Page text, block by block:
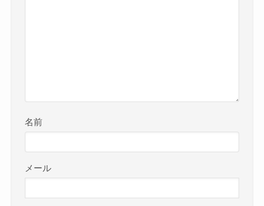
名前
メール